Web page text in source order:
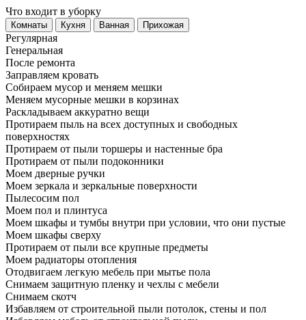
Что входит в уборку
Регу­лярная
Гене­ральная
После ремонта
Заправляем кровать
Собираем мусор и меняем мешки
Меняем мусорные мешки в корзинах
Раскладываем аккуратно вещи
Протираем пыль на всех доступных и свободных
поверхностях
Протираем от пыли торшеры и настенные бра
Протираем от пыли подоконники
Моем дверные ручки
Моем зеркала и зеркальные поверхности
Пылесосим пол
Моем пол и плинтуса
Моем шкафы и тумбы внутри при условии, что они пустые
Моем шкафы сверху
Протираем от пыли все крупные предметы
Моем радиаторы отопления
Отодвигаем легкую мебель при мытье пола
Снимаем защитную пленку и чехлы с мебели
Снимаем скотч
Избавляем от строительной пыли потолок, стены и пол